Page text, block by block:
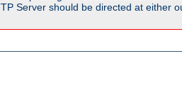
Server should be directed at either